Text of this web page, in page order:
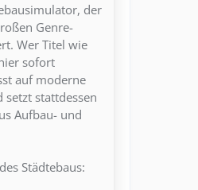
der
Genre-
Wer Titel wie
sofort
auf moderne
stattdessen
Aufbau- und
Städtebaus: